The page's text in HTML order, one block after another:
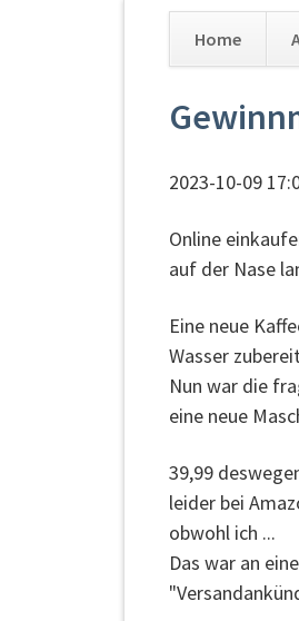
Home
überspringen
2023-10-09
Online
auf der Nase
Eine neue
Wasser
Nun war die
eine neue
39,99
leider bei
obwohl ich ...
Das war an